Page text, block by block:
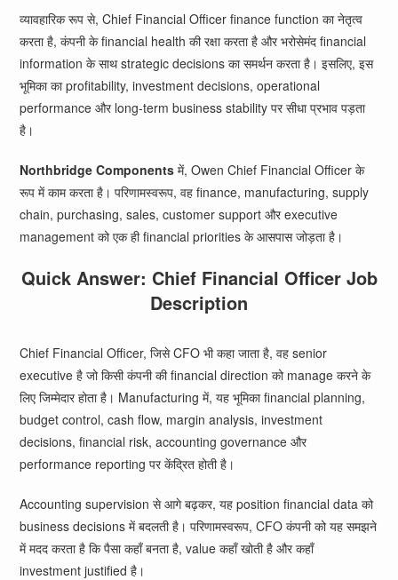
व्यावहारिक रूप से, Chief Financial Officer finance function का नेतृत्व
करता है, कंपनी के financial health की रक्षा करता है और भरोसेमंद financial
information के साथ strategic decisions का समर्थन करता है। इसलिए, इस
भूमिका का profitability, investment decisions, operational
performance और long-term business stability पर सीधा प्रभाव पड़ता
है।
Northbridge Components में, Owen Chief Financial Officer के
रूप में काम करता है। परिणामस्वरूप, वह finance, manufacturing, supply
chain, purchasing, sales, customer support और executive
management को एक ही financial priorities के आसपास जोड़ता है।
Quick Answer: Chief Financial Officer Job
Description
Chief Financial Officer, जिसे CFO भी कहा जाता है, वह senior
executive है जो किसी कंपनी की financial direction को manage करने के
लिए जिम्मेदार होता है। Manufacturing में, यह भूमिका financial planning,
budget control, cash flow, margin analysis, investment
decisions, financial risk, accounting governance और
performance reporting पर केंद्रित होती है।
Accounting supervision से आगे बढ़कर, यह position financial data को
business decisions में बदलती है। परिणामस्वरूप, CFO कंपनी को यह समझने
में मदद करता है कि पैसा कहाँ बनता है, value कहाँ खोती है और कहाँ
investment justified है।